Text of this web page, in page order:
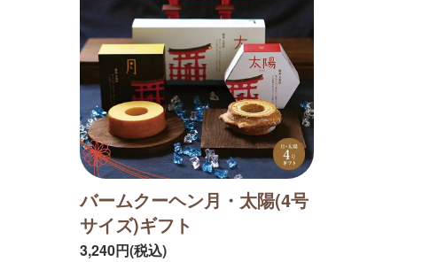
バームクーヘン月・太陽(4号
サイズ)ギフト
3,240円(税込)